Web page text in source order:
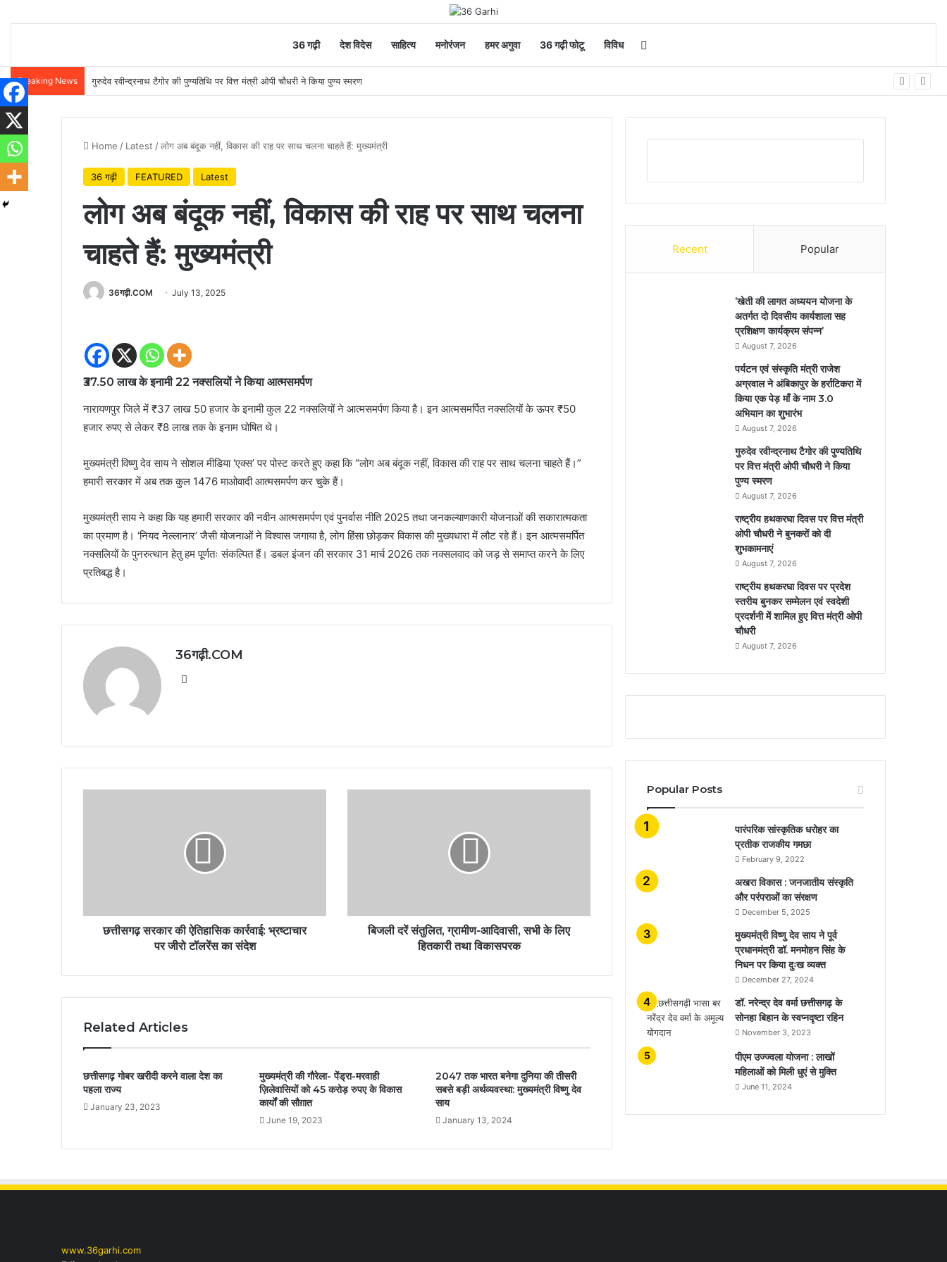
36 गढ़ी देश विदेस साहित्य मनोरंजन हमर अगुवा 36 गढ़ी फोटू विविध
Breaking News गुरुदेव रवीन्द्रनाथ टैगोर की पुण्यतिथि पर वित्त मंत्री ओपी चौधरी ने किया पुण्य स्मरण
Home / Latest /लोग अब बंदूक नहीं, विकास की राह पर साथ चलना चाहते हैं: मुख्यमंत्री
36 गढ़ी FEATURED Latest
लोग अब बंदूक नहीं, विकास की राह पर साथ चलना
चाहते हैं: मुख्यमंत्री
36गढ़ी.COM July 13, 2025
₹37.50 लाख के इनामी 22 नक्सलियों ने किया आत्मसमर्पण
नारायणपुर जिले में ₹37 लाख 50 हजार के इनामी कुल 22 नक्सलियों ने आत्मसमर्पण किया है। इन आत्मसमर्पित नक्सलियों के ऊपर ₹50
हजार रुपए से लेकर ₹8 लाख तक के इनाम घोषित थे।
मुख्यमंत्री विष्णु देव साय ने सोशल मीडिया ‘एक्स’ पर पोस्ट करते हुए कहा कि “लोग अब बंदूक नहीं, विकास की राह पर साथ चलना चाहते हैं।”
हमारी सरकार में अब तक कुल 1476 माओवादी आत्मसमर्पण कर चुके हैं।
मुख्यमंत्री साय ने कहा कि यह हमारी सरकार की नवीन आत्मसमर्पण एवं पुनर्वास नीति 2025 तथा जनकल्याणकारी योजनाओं की सकारात्मकता
का प्रमाण है। ‘नियद नेल्लानार’ जैसी योजनाओं ने विश्वास जगाया है, लोग हिंसा छोड़कर विकास की मुख्यधारा में लौट रहे हैं। इन आत्मसमर्पित
नक्सलियों के पुनरुत्थान हेतु हम पूर्णतः संकल्पित हैं। डबल इंजन की सरकार 31 मार्च 2026 तक नक्सलवाद को जड़ से समाप्त करने के लिए
प्रतिबद्ध है।
36गढ़ी.COM
छत्तीसगढ़ सरकार की ऐतिहासिक कार्रवाई: भ्रष्टाचार
पर जीरो टॉलरेंस का संदेश
बिजली दरें संतुलित, ग्रामीण-आदिवासी, सभी के लिए
हितकारी तथा विकासपरक
Related Articles
छत्तीसगढ़ गोबर खरीदी करने वाला देश का
पहला राज्य
January 23, 2023
मुख्यमंत्री की गौरेला- पेंड्रा-मरवाही
ज़िलेवासियों को 45 करोड़ रुपए के विकास
कार्यों की सौग़ात
June 19, 2023
2047 तक भारत बनेगा दुनिया की तीसरी
सबसे बड़ी अर्थव्यवस्था: मुख्यमंत्री विष्णु देव
साय
January 13, 2024
Recent Popular
’खेती की लागत अध्ययन योजना के
अतर्गत दो दिवसीय कार्यशाला सह
प्रशिक्षण कार्यक्रम संपन्न’
August 7, 2026
पर्यटन एवं संस्कृति मंत्री राजेश
अग्रवाल ने अंबिकापुर के हर्राटिकरा में
किया एक पेड़ माँ के नाम 3.0
अभियान का शुभारंभ
August 7, 2026
गुरुदेव रवीन्द्रनाथ टैगोर की पुण्यतिथि
पर वित्त मंत्री ओपी चौधरी ने किया
पुण्य स्मरण
August 7, 2026
राष्ट्रीय हथकरघा दिवस पर वित्त मंत्री
ओपी चौधरी ने बुनकरों को दी
शुभकामनाएं
August 7, 2026
राष्ट्रीय हथकरघा दिवस पर प्रदेश
स्तरीय बुनकर सम्मेलन एवं स्वदेशी
प्रदर्शनी में शामिल हुए वित्त मंत्री ओपी
चौधरी
August 7, 2026
Popular Posts
​​​​​​​पारंपरिक सांस्कृतिक धरोहर का
प्रतीक राजकीय गमछा
February 9, 2022
अखरा विकास : जनजातीय संस्कृति
और परंपराओं का संरक्षण
December 5, 2025
मुख्यमंत्री विष्णु देव साय ने पूर्व
प्रधानमंत्री डॉ. मनमोहन सिंह के
निधन पर किया दुःख व्यक्त
December 27, 2024
डॉ. नरेन्द्र देव वर्मा छत्तीसगढ़ के
सोनहा बिहान के स्वप्नदृष्टा रहिन
November 3, 2023
पीएम उज्ज्वला योजना : लाखों
महिलाओं को मिली धुएं से मुक्ति
June 11, 2024
www.36garhi.com